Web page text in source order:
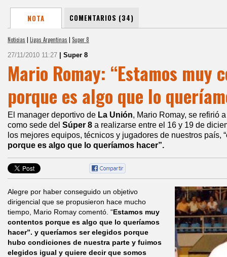
NOTA COMENTARIOS (34)
Noticias | Ligas Argentinas | Super 8
27/11/2010 11:27 | Super 8
Mario Romay: “Estamos muy
porque es algo que lo
El manager deportivo de La Unión, Mario Romay, se refirió
como sede del Súper 8 a realizarse entre el 16 y 19 de
los mejores equipos, técnicos y jugadores de nuestros país, “
porque es algo que lo queríamos hacer”.
Alegre por haber conseguido un objetivo
dirigencial que se propusieron hace mucho
tiempo, Mario Romay comentó. “Estamos muy
contentos porque es algo que lo queríamos
hacer”. y queríamos ser elegidos porque
hubo condiciones de nuestra parte y fuimos
elegidos igual y quiere decir que somos